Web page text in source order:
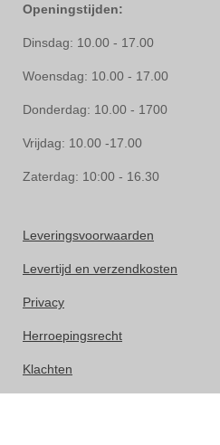
Openingstijden:
Dinsdag: 10.00 - 17.00
Woensdag: 10.00 - 17.00
Donderdag: 10.00 - 1700
Vrijdag: 10.00 -17.00
Zaterdag: 10:00 - 16.30
Leveringsvoorwaarden
Levertijd en verzendkosten
Privacy
Herroepingsrecht
Klachten